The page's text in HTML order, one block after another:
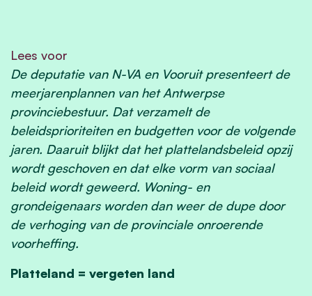
Lees voor
De deputatie van N-VA en Vooruit presenteert de
meerjarenplannen van het Antwerpse
provinciebestuur. Dat verzamelt de
beleidsprioriteiten en budgetten voor de volgende
jaren. Daaruit blijkt dat het plattelandsbeleid opzij
wordt geschoven en dat elke vorm van sociaal
beleid wordt geweerd. Woning- en
grondeigenaars worden dan weer de dupe door
de verhoging van de provinciale onroerende
voorheffing.
Platteland = vergeten land